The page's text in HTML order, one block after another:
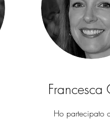
Francesca
Ho partecipato